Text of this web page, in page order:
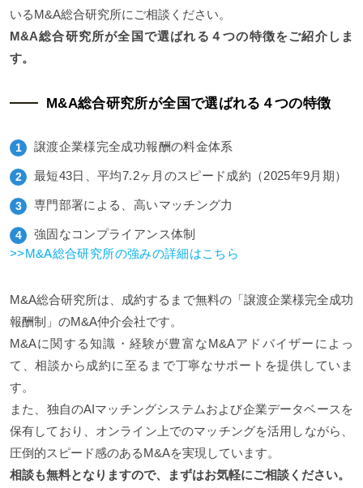
いるM&A総合研究所にご相談ください。
M&A総合研究所が全国で選ばれる４つの特徴をご紹介しま
す。
M&A総合研究所が全国で選ばれる４つの特徴
譲渡企業様完全成功報酬の料金体系
最短43日、平均7.2ヶ月のスピード成約（2025年9月期）
専門部署による、高いマッチング力
強固なコンプライアンス体制
>>M&A総合研究所の強みの詳細はこちら
M&A総合研究所は、成約するまで無料の「譲渡企業様完全成功
報酬制」のM&A仲介会社です。
M&Aに関する知識・経験が豊富なM&Aアドバイザーによっ
て、相談から成約に至るまで丁寧なサポートを提供していま
す。
また、独自のAIマッチングシステムおよび企業データベースを
保有しており、オンライン上でのマッチングを活用しながら、
圧倒的スピード感のあるM&Aを実現しています。
相談も無料となりますので、まずはお気軽にご相談ください。